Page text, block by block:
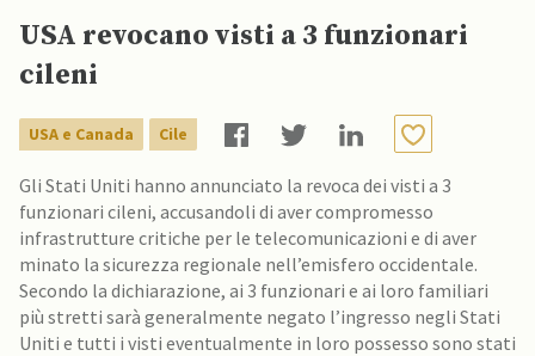
USA revocano visti a 3 funzionari
cileni
USA e Canada Cile
Gli Stati Uniti hanno annunciato la revoca dei visti a 3
funzionari cileni, accusandoli di aver compromesso
infrastrutture critiche per le telecomunicazioni e di aver
minato la sicurezza regionale nell’emisfero occidentale.
Secondo la dichiarazione, ai 3 funzionari e ai loro familiari
più stretti sarà generalmente negato l’ingresso negli Stati
Uniti e tutti i visti eventualmente in loro possesso sono stati